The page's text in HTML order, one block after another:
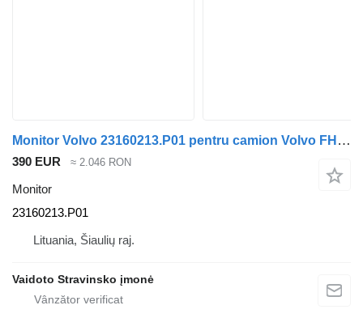
Monitor Volvo 23160213.P01 pentru camion Volvo FH540 , 23160213.P01
390 EUR ≈ 2.046 RON
Monitor
23160213.P01
Lituania, Šiaulių raj.
Vaidoto Stravinsko įmonė